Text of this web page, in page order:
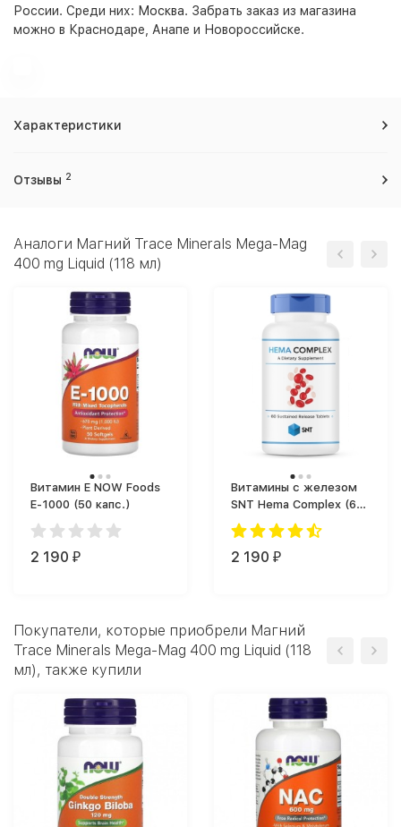
России. Среди них: Москва. Забрать заказ из магазина
можно в Краснодаре, Анапе и Новороссийске.
Характеристики
Отзывы 2
Аналоги Магний Trace Minerals Mega-Mag
400 mg Liquid (118 мл)
Витамин Е NOW Foods
E-1000 (50 капс.)
2 190 ₽
Витамины с железом
SNT Hema Complex (60
таб.)
2 190 ₽
Покупатели, которые приобрели Магний
Trace Minerals Mega-Mag 400 mg Liquid (118
мл), также купили